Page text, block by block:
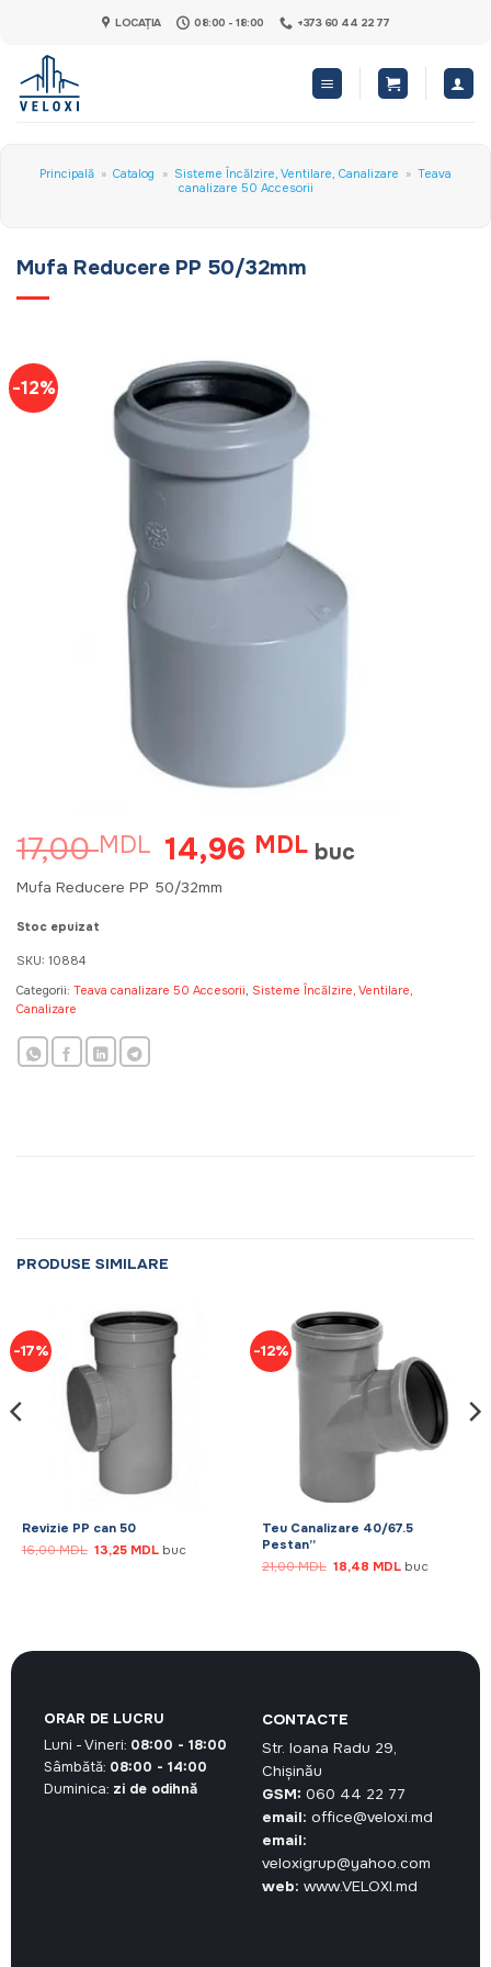
content
LOCAȚIA 08:00 - 18:00 +373 60 44 22 77
Principală » Catalog » Sisteme Încălzire, Ventilare, Canalizare » Teava
canalizare 50 Accesorii
Mufa Reducere PP 50/32mm
-12%
17,00MDL Prețul
inițial
a
14,96 MDLPrețul
curent
buc
Mufa Reducere PP 50/32mm
Stoc epuizat
SKU: 10884
Categorii: Teava canalizare 50 Accesorii, Sisteme Încălzire, Ventilare,
Canalizare
PRODUSE SIMILARE
-17%
Revizie PP can 50
16,00MDL Prețul
inițial
13,25 MDLPrețul
buc
-12%
Teu Canalizare 40/67.5
Pestan”
21,00MDL Prețul
inițial
18,48 MDLPrețul
buc
CONTACTE
Str. Ioana Radu 29,
Chișinău
GSM: 060 44 22 77
email: office@veloxi.md
email:
veloxigrup@yahoo.com
web: www.VELOXI.md
ORAR DE LUCRU
Luni - Vineri: 08:00 - 18:00
Sâmbătă: 08:00 - 14:00
Duminica: zi de odihnă